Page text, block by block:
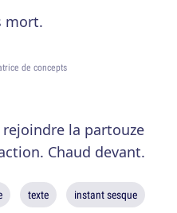
mort.
de concepts
la partouze
Chaud devant.
texte instant sesque